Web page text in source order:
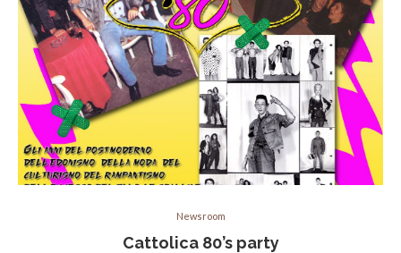
Newsroom
Cattolica 80’s party